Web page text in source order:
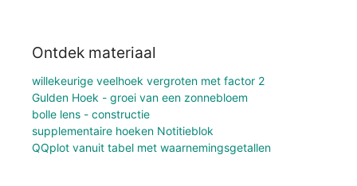
Ontdek materiaal
willekeurige veelhoek vergroten met factor 2
Gulden Hoek - groei van een zonnebloem
bolle lens - constructie
supplementaire hoeken Notitieblok
QQplot vanuit tabel met waarnemingsgetallen